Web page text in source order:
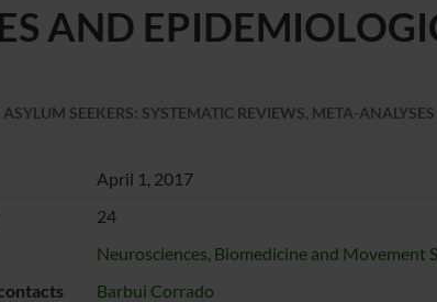
AND
SEEKERS: SYSTEMATIC REVIEWS, META-
April 1, 2017
24
Neurosciences, Biomedicine and Movement
Barbui Corrado